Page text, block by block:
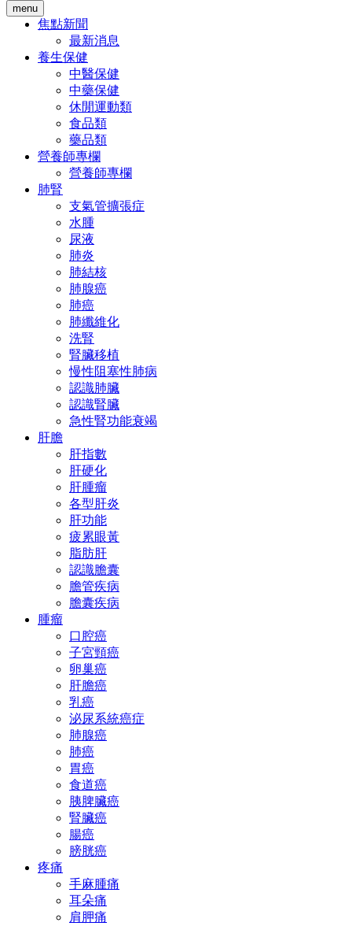
menu
焦點新聞
最新消息
養生保健
中醫保健
中藥保健
休閒運動類
食品類
藥品類
營養師專欄
營養師專欄
肺腎
支氣管擴張症
水腫
尿液
肺炎
肺結核
肺腺癌
肺癌
肺纖維化
洗腎
腎臟移植
慢性阻塞性肺病
認識肺臟
認識腎臟
急性腎功能衰竭
肝膽
肝指數
肝硬化
肝腫瘤
各型肝炎
肝功能
疲累眼黃
脂肪肝
認識膽囊
膽管疾病
膽囊疾病
腫瘤
口腔癌
子宮頸癌
卵巢癌
肝膽癌
乳癌
泌尿系統癌症
肺腺癌
肺癌
胃癌
食道癌
胰脾臟癌
腎臟癌
腸癌
膀胱癌
疼痛
手麻腫痛
耳朵痛
肩胛痛